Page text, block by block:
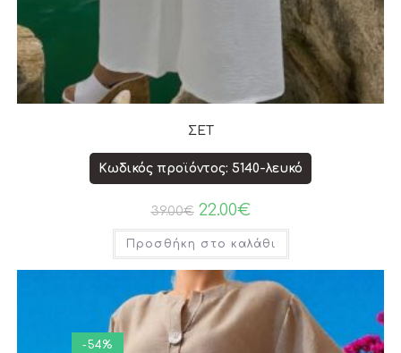
ΣΕΤ
Κωδικός προϊόντος: 5140-λευκό
39.00€ 22.00€
Προσθήκη στο καλάθι
-54%